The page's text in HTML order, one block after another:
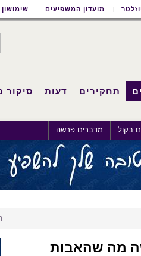
מועדון המשפיעים שימושון
בקול מדברים פרשה
תחקירים דעות סיקור
מה שהאבות